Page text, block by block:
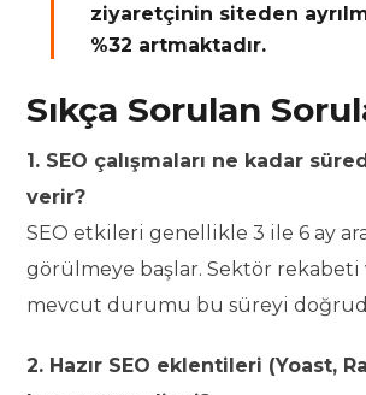
ziyaretçinin siteden
%32 artmaktadır.
Sıkça Sorulan
1. SEO çalışmaları ne kadar
verir?
SEO etkileri genellikle 3 ile 6 ay
görülmeye başlar. Sektör rekabeti
mevcut durumu bu süreyi
2. Hazır SEO eklentileri (Yoast,